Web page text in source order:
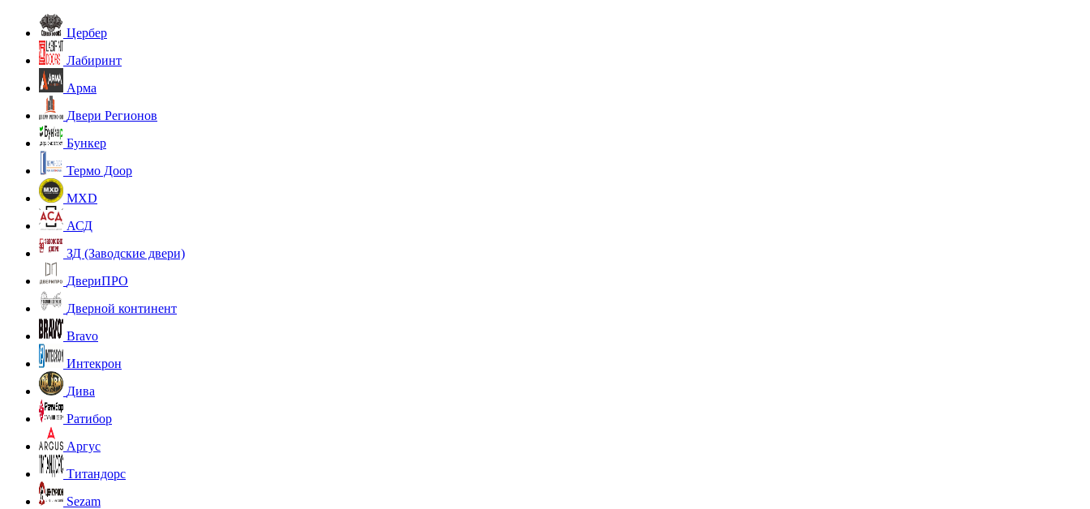
Цербер
Лабиринт
Арма
Двери Регионов
Бункер
Термо Доор
MXD
АСД
ЗД (Заводские двери)
ДвериПРО
Дверной континент
Bravo
Интекрон
Дива
Ратибор
Аргус
Титандорс
Sezam